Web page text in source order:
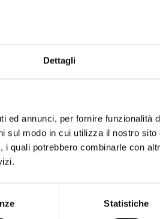
Dettagli
ed annunci, per fornire funzionalità
sul modo in cui utilizza il nostro
quali potrebbero combinarle con
Statistiche
patrimonio, che spesso non è
trova in condizioni di
che è musicale e
teatrale